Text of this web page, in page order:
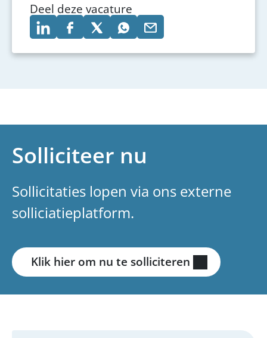
Deel deze vacature
Solliciteer nu
Sollicitaties lopen via ons externe
solliciatieplatform.
Klik hier om nu te solliciteren